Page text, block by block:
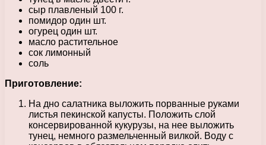
сыр плавленый 100 г.
помидор один шт.
огурец один шт.
масло растительное
сок лимонный
соль
Приготовление:
На дно салатника выложить порванные руками
листья пекинской капусты. Положить слой
консервированной кукурузы, на нее выложить
тунец, немного размельченный вилкой. Воду с